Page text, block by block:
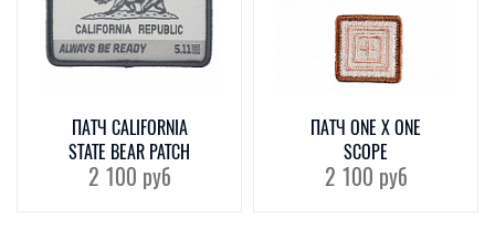
ПАТЧ CALIFORNIA
STATE BEAR PATCH
2 100 руб
ПАТЧ ONE X ONE
SCOPE
2 100 руб